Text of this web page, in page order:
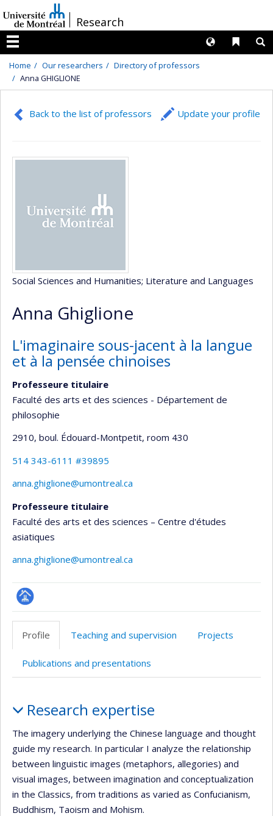
au
contenu
/Research
Menu
Liens
Langues
Home Our researchers
Directory of professors
Anna GHIGLIONE
Back to the list of professors Update your profile
Social Sciences and Humanities; Literature and Languages
Anna Ghiglione
L'imaginaire sous-jacent à la langue
et à la pensée chinoises
Professeure titulaire
Faculté des arts et des sciences - Département de
philosophie
2910, boul. Édouard-Montpetit, room 430
514 343-6111 #39895
anna.ghiglione@umontreal.ca
Professeure titulaire
Faculté des arts et des sciences – Centre d'études
asiatiques
anna.ghiglione@umontreal.ca
Page
professionnelle
(faculté,département,école)
Profile Teaching and supervision Projects
Publications and presentations
Research expertise
The imagery underlying the Chinese language and thought
guide my research. In particular I analyze the relationship
between linguistic images (metaphors, allegories) and
visual images, between imagination and conceptualization
in the Classics, from traditions as varied as Confucianism,
Buddhism, Taoism and Mohism.